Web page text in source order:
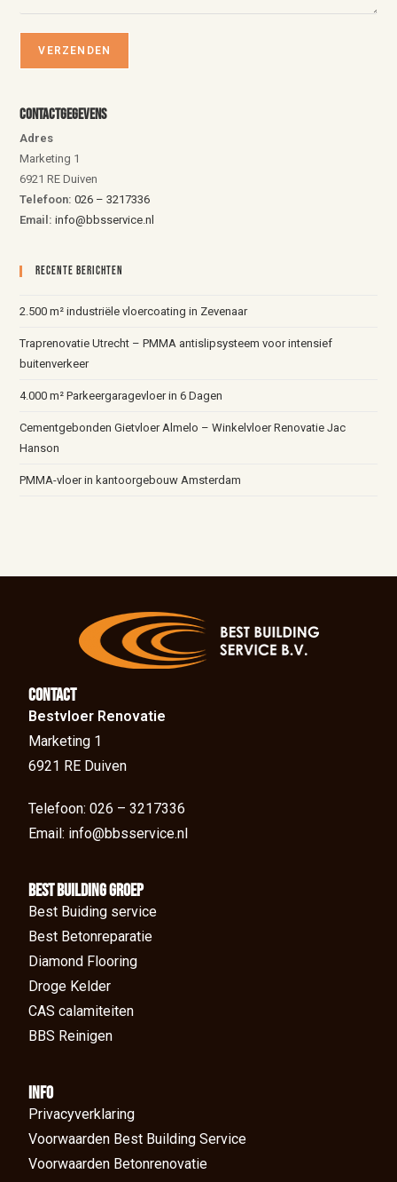
Contactgegevens
Adres
Marketing 1
6921 RE Duiven
Telefoon:026 – 3217336
Email: info@bbsservice.nl
Recente Berichten
2.500 m² industriële vloercoating in Zevenaar
Traprenovatie Utrecht – PMMA antislipsysteem voor intensief
buitenverkeer
4.000 m² Parkeergaragevloer in 6 Dagen
Cementgebonden Gietvloer Almelo – Winkelvloer Renovatie Jac
Hanson
PMMA-vloer in kantoorgebouw Amsterdam
Contact
Bestvloer Renovatie
Marketing 1
6921 RE Duiven
Telefoon: 026 – 3217336
Email: info@bbsservice.nl
BEst Building groep
Best Buiding service
Best Betonreparatie
Diamond Flooring
Droge Kelder
CAS calamiteiten
BBS Reinigen
Info
Privacyverklaring
Voorwaarden Best Building Service
Voorwaarden Betonrenovatie